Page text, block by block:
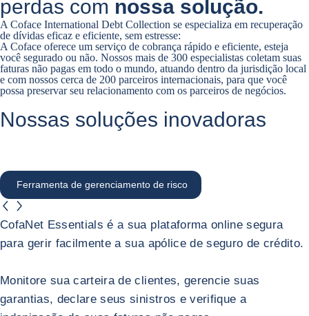
perdas com nossa solução.
A Coface International Debt Collection se especializa em recuperação
de dívidas eficaz e eficiente, sem estresse:
A Coface oferece um serviço de cobrança rápido e eficiente, esteja
você segurado ou não. Nossos mais de 300 especialistas coletam suas
faturas não pagas em todo o mundo, atuando dentro da jurisdição local
e com nossos cerca de 200 parceiros internacionais, para que você
possa preservar seu relacionamento com os parceiros de negócios.
Nossas soluções inovadoras
Ferramenta de gerenciamento de risco
button.previous
Ferramenta de gerenciamento de risco
CofaNet Essentials é a sua plataforma online segura
para gerir facilmente a sua apólice de seguro de crédito.
Monitore sua carteira de clientes, gerencie suas
garantias, declare seus sinistros e verifique a